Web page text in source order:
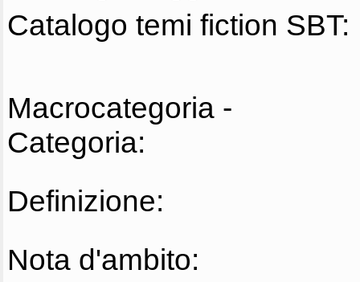
Catalogo temi fiction SBT:
Macrocategoria -
Categoria:
Definizione:
Nota d'ambito: